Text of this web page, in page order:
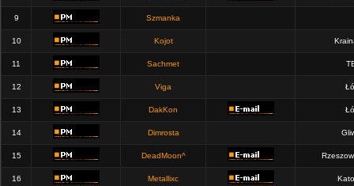
9 Szmanka
10 Kojot
11 Sachmet
12 Viga
13 DakKon
14 Dimrosta
15 DeadMoon^
16 Metallixc